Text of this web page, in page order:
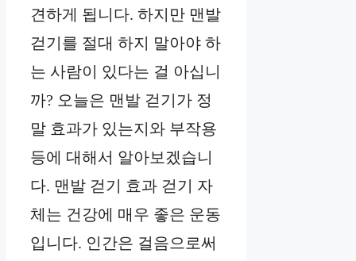
견하게 됩니다. 하지만 맨발
걷기를 절대 하지 말아야 하
는 사람이 있다는 걸 아십니
까? 오늘은 맨발 걷기가 정
말 효과가 있는지와 부작용
등에 대해서 알아보겠습니
다. 맨발 걷기 효과 걷기 자
체는 건강에 매우 좋은 운동
입니다. 인간은 걸음으로써